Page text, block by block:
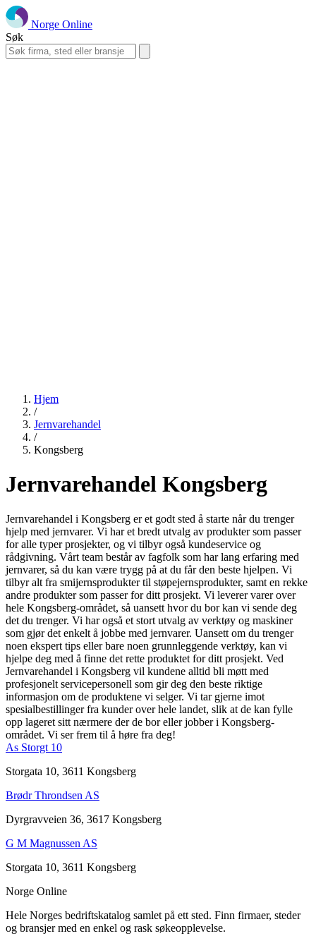
Norge Online
Søk
Hjem
/
Jernvarehandel
/
Kongsberg
Jernvarehandel Kongsberg
Jernvarehandel i Kongsberg er et godt sted å starte når du trenger
hjelp med jernvarer. Vi har et bredt utvalg av produkter som passer
for alle typer prosjekter, og vi tilbyr også kundeservice og
rådgivning. Vårt team består av fagfolk som har lang erfaring med
jernvarer, så du kan være trygg på at du får den beste hjelpen. Vi
tilbyr alt fra smijernsprodukter til støpejernsprodukter, samt en rekke
andre produkter som passer for ditt prosjekt. Vi leverer varer over
hele Kongsberg-området, så uansett hvor du bor kan vi sende deg
det du trenger. Vi har også et stort utvalg av verktøy og maskiner
som gjør det enkelt å jobbe med jernvarer. Uansett om du trenger
noen ekspert tips eller bare noen grunnleggende verktøy, kan vi
hjelpe deg med å finne det rette produktet for ditt prosjekt. Ved
Jernvarehandel i Kongsberg vil kundene alltid bli møtt med
profesjonelt servicepersonell som gir deg den beste riktige
informasjon om de produktene vi selger. Vi tar gjerne imot
spesialbestillinger fra kunder over hele landet, slik at de kan fylle
opp lageret sitt nærmere der de bor eller jobber i Kongsberg-
området. Vi ser frem til å høre fra deg!
As Storgt 10
Storgata 10, 3611 Kongsberg
Brødr Throndsen AS
Dyrgravveien 36, 3617 Kongsberg
G M Magnussen AS
Storgata 10, 3611 Kongsberg
Norge Online
Hele Norges bedriftskatalog samlet på ett sted. Finn firmaer, steder
og bransjer med en enkel og rask søkeopplevelse.